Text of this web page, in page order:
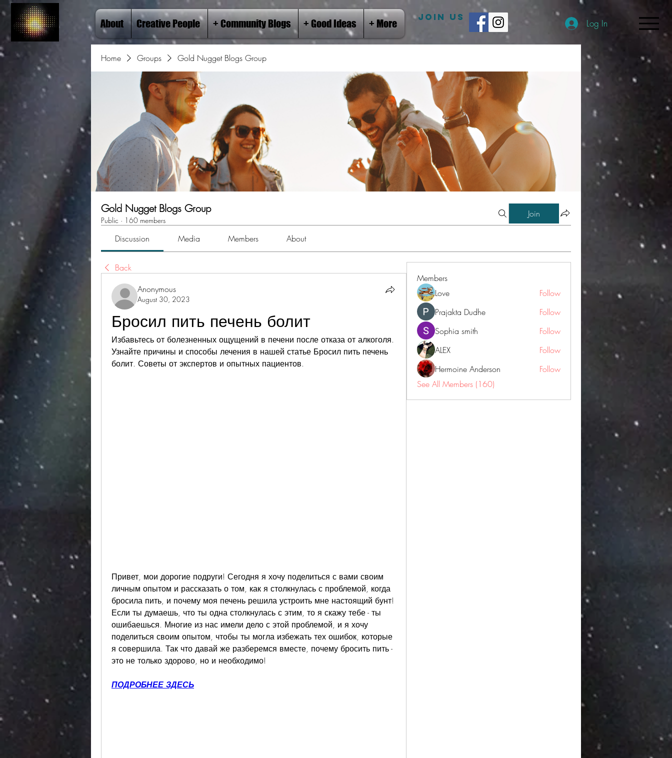
About Creative People + Community Blogs + Good Ideas + More
JOIN US
Log In
Home Groups Gold Nugget Blogs Group
Gold Nugget Blogs Group
Public · 160 members
Join
Discussion Media Members About
Back
Anonymous
August 30, 2023
Бросил пить печень болит
Избавьтесь от болезненных ощущений в печени после отказа от алкоголя.
Узнайте причины и способы лечения в нашей статье Бросил пить печень
болит. Советы от экспертов и опытных пациентов.
Привет, мои дорогие подруги! Сегодня я хочу поделиться с вами своим
личным опытом и рассказать о том, как я столкнулась с проблемой, когда
бросила пить, и почему моя печень решила устроить мне настоящий бунт!
Если ты думаешь, что ты одна столкнулась с этим, то я скажу тебе - ты
ошибаешься. Многие из нас имели дело с этой проблемой, и я хочу
поделиться своим опытом, чтобы ты могла избежать тех ошибок, которые
я совершила. Так что давай же разберемся вместе, почему бросить пить -
это не только здорово, но и необходимо!
ПОДРОБНЕЕ ЗДЕСЬ
Members
Love
Follow
Prajakta Dudhe
Follow
Sophia smith
Follow
ALEX
Follow
Hermoine Anderson
Follow
See All Members (160)